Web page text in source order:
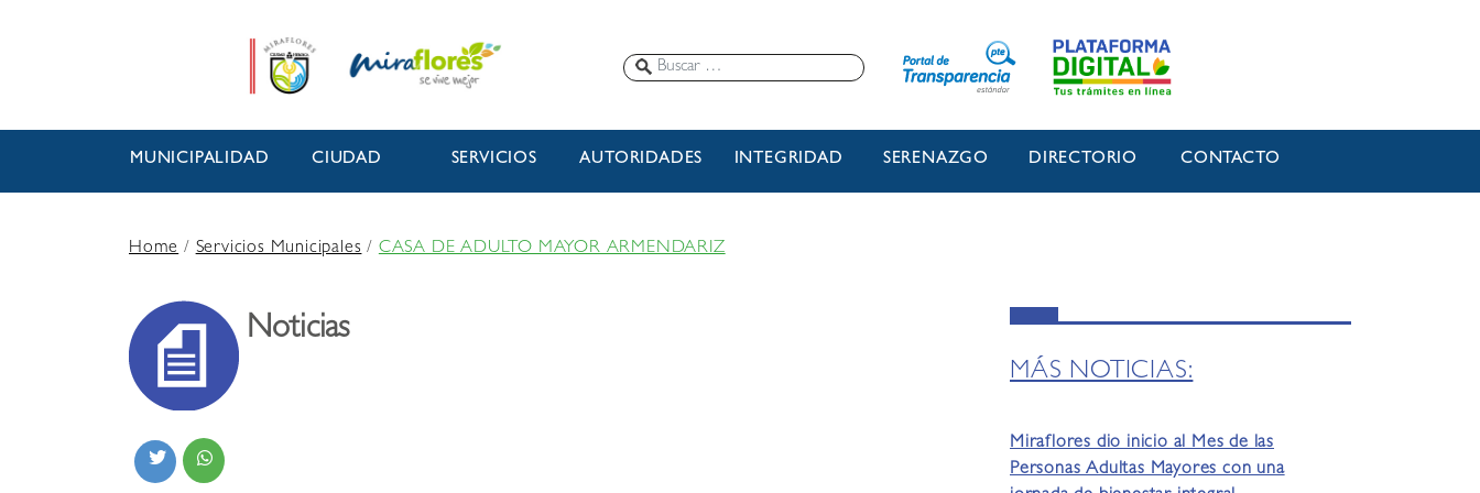
MUNICIPALIDAD CIUDAD SERVICIOS AUTORIDADES INTEGRIDAD SERENAZGO DIRECTORIO CONTACTO
Home/Servicios Municipales/CASA DE ADULTO MAYOR ARMENDARIZ
Noticias
MÁS NOTICIAS:
Miraflores dio inicio al Mes de las
Personas Adultas Mayores con una